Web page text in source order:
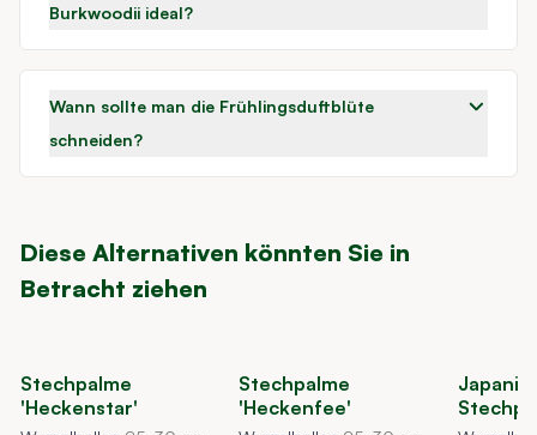
Burkwoodii ideal?
Wann sollte man die Frühlingsduftblüte
schneiden?
Diese Alternativen könnten Sie in
Betracht ziehen
Stechpalme
'Heckenstar'
Stechpalme
'Heckenfee'